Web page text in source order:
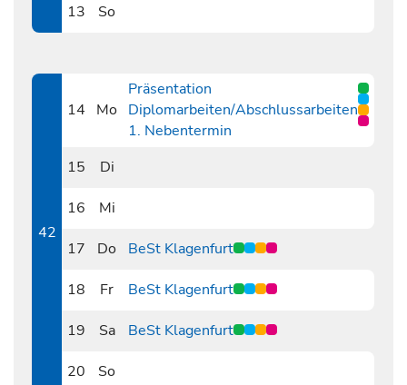
13
So
42
14
Mo
Präsentation
Diplomarbeiten/Abschlussarbeiten
1. Nebentermin
15
Di
16
Mi
17
Do BeSt Klagenfurt
18
Fr BeSt Klagenfurt
19
Sa BeSt Klagenfurt
20
So